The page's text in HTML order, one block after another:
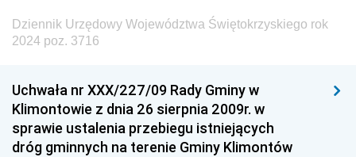
Dziennik Urzędowy Województwa Świętokrzyskiego rok
2024 poz. 3716
Uchwała nr XXX/227/09 Rady Gminy w
Klimontowie z dnia 26 sierpnia 2009r. w
sprawie ustalenia przebiegu istniejących
dróg gminnych na terenie Gminy Klimontów